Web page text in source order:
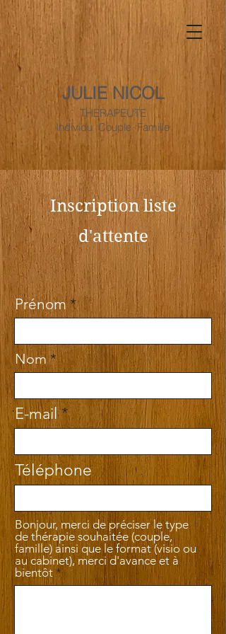
JULIE NICOL
THERAPEUTE
Individu Couple Famille
Inscription liste
d'attente
Prénom
Nom
E-mail
Téléphone
Bonjour, merci de préciser le type
de thérapie souhaitée (couple,
famille) ainsi que le format (visio ou
au cabinet), merci d'avance et à
bientôt